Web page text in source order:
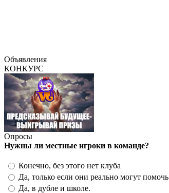
Объявления
КОНКУРС
Опросы
Нужны ли местные игроки в команде?
Конечно, без этого нет клуба
Да, только если они реально могут помочь
Да, в дубле и школе.